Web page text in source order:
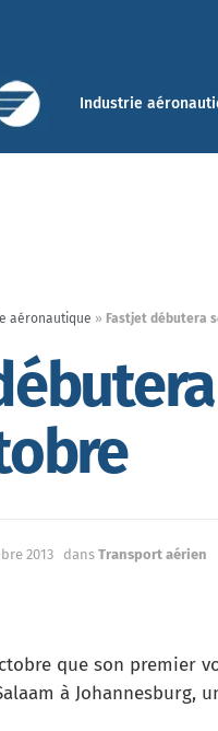
Industrie
aéronautique » Fastjet débutera
2013 dans Transport aérien
que son premier
à